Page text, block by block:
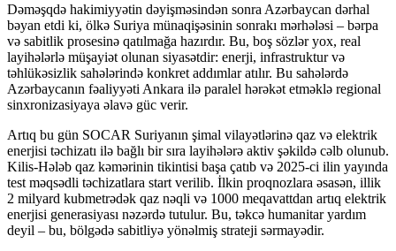
Dəməşqdə hakimiyyətin dəyişməsindən sonra Azərbaycan dərhal
bəyan etdi ki, ölkə Suriya münaqişəsinin sonrakı mərhələsi – bərpa
və sabitlik prosesinə qatılmağa hazırdır. Bu, boş sözlər yox, real
layihələrlə müşayiət olunan siyasətdir: enerji, infrastruktur və
təhlükəsizlik sahələrində konkret addımlar atılır. Bu sahələrdə
Azərbaycanın fəaliyyəti Ankara ilə paralel hərəkət etməklə regional
sinxronizasiyaya əlavə güc verir.
Artıq bu gün SOCAR Suriyanın şimal vilayətlərinə qaz və elektrik
enerjisi təchizatı ilə bağlı bir sıra layihələrə aktiv şəkildə cəlb olunub.
Kilis-Hələb qaz kəmərinin tikintisi başa çatıb və 2025-ci ilin yayında
test məqsədli təchizatlara start verilib. İlkin proqnozlara əsasən, illik
2 milyard kubmetrədək qaz nəqli və 1000 meqavattdan artıq elektrik
enerjisi generasiyası nəzərdə tutulur. Bu, təkcə humanitar yardım
deyil – bu, bölgədə sabitliyə yönəlmiş strateji sərmayədir.